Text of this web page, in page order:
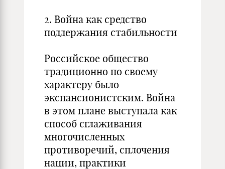
2. Война как средство
поддержания стабильности
Российское общество
традиционно по своему
характеру было
экспансионистским. Война
в этом плане выступала как
способ сглаживания
многочисленных
противоречий, сплочения
нации, практики